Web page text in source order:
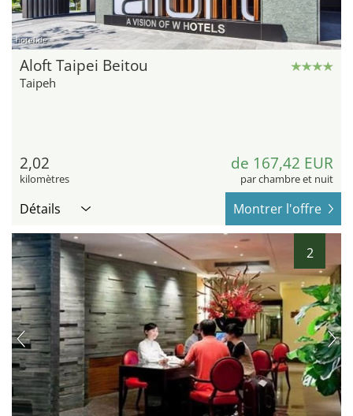
hotel.de
Aloft Taipei Beitou
Taipeh
2,02
kilomètres
de 167,42 EUR
par chambre et nuit
Détails Montrer l'offre
2